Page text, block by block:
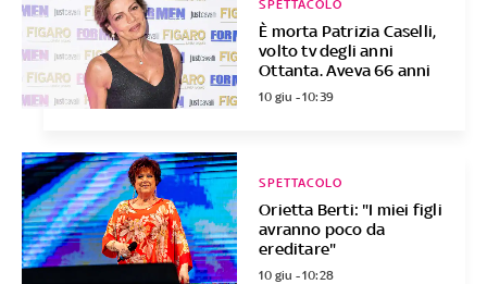
È morta Patrizia Caselli,
volto tv degli anni
Ottanta. Aveva 66 anni
SPETTACOLO
10 giu - 10:39
Orietta Berti: "I miei figli
avranno poco da
ereditare"
SPETTACOLO
10 giu - 10:28